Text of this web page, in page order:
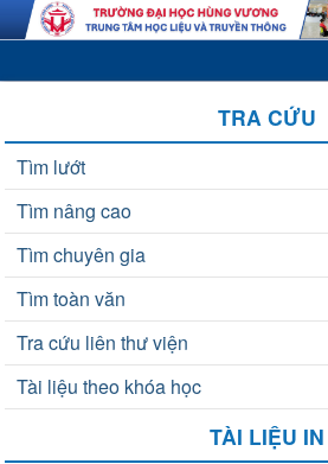
TRA CỨU
Tìm lướt
Tìm nâng cao
Tìm chuyên gia
Tìm toàn văn
Tra cứu liên thư viện
Tài liệu theo khóa học
TÀI LIỆU IN